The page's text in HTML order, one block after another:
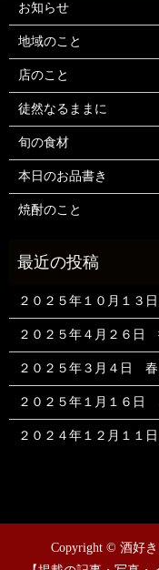
お知らせ
地域のこと
店のこと
徒然なるままに
旬の食材
本日のお品書き
焼酎のこと
２０２５年１０月１３
２０２５年４月２６
２０２５年３月４日 春
２０２５年１月１６日
２０２４年１２月１１
Copyright © 酒好